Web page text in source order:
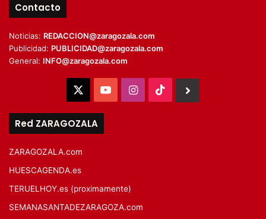
Contacto
Noticias: REDACCION@zaragozala.com
Publicidad: PUBLICIDAD@zaragozala.com
General: INFO@zaragozala.com
YouTubeInstagram
TikTok
Red ZARAGOZALA
ZARAGOZALA.com
HUESCAGENDA.es
TERUELHOY.es (proximamente)
SEMANASANTADEZARAGOZA.com